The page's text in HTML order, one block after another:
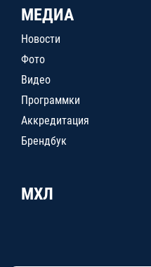
МЕДИА
Новости
Фото
Видео
Программки
Аккредитация
Брендбук
МХЛ